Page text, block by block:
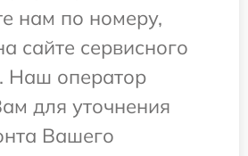
нам по номеру,
сайте сервисного
Наш оператор
для уточнения
Вашего